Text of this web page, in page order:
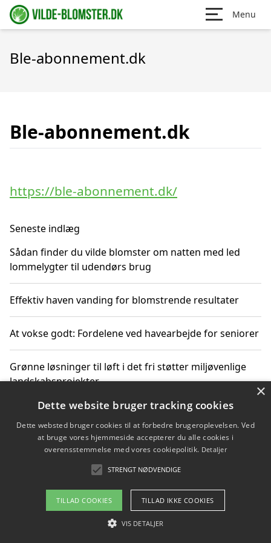
Menu
Ble-abonnement.dk
Ble-abonnement.dk
https://ble-abonnement.dk/
Seneste indlæg
Sådan finder du vilde blomster om natten med led
lommelygter til udendørs brug
Effektiv haven vanding for blomstrende resultater
At vokse godt: Fordelene ved havearbejde for seniorer
Grønne løsninger til løft i det fri støtter miljøvenlige
landskabsprojekter
Gør haven til et frirum for familien og naturen
Copyright 2026 - Pilanto Aps
Om / kontakt
Blog Betingelser
×
Dette website bruger tracking cookies
Dette websted bruger cookies til at forbedre brugeroplevelsen. Ved
at bruge vores hjemmeside accepterer du alle cookies i
overensstemmelse med vores cookiepolitik. Detaljer
STRENGT NØDVENDIGE
TILLAD COOKIES TILLAD IKKE COOKIES
VIS DETALJER